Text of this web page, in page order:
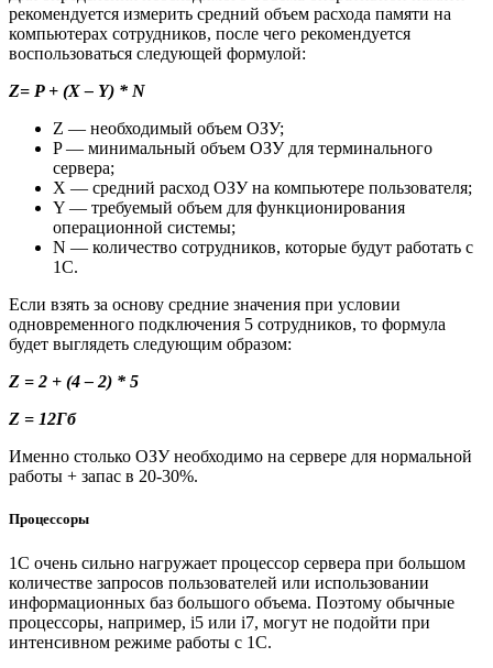
рекомендуется измерить средний объем расхода памяти на
компьютерах сотрудников, после чего рекомендуется
воспользоваться следующей формулой:
Z= P + (X – Y) * N
Z — необходимый объем ОЗУ;
P — минимальный объем ОЗУ для терминального
сервера;
X — средний расход ОЗУ на компьютере пользователя;
Y — требуемый объем для функционирования
операционной системы;
N — количество сотрудников, которые будут работать с
1С.
Если взять за основу средние значения при условии
одновременного подключения 5 сотрудников, то формула
будет выглядеть следующим образом:
Z = 2 + (4 – 2) * 5
Z = 12Гб
Именно столько ОЗУ необходимо на сервере для нормальной
работы + запас в 20-30%.
Процессоры
1С очень сильно нагружает процессор сервера при большом
количестве запросов пользователей или использовании
информационных баз большого объема. Поэтому обычные
процессоры, например, i5 или i7, могут не подойти при
интенсивном режиме работы с 1С.